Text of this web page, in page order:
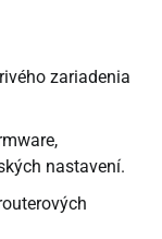
zariadenia
nastavení.